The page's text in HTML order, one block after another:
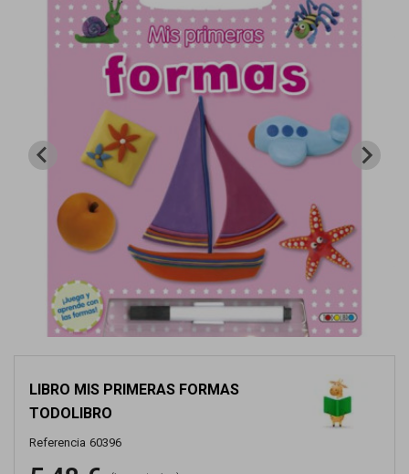
LIBRO MIS PRIMERAS FORMAS
TODOLIBRO
Referencia 60396